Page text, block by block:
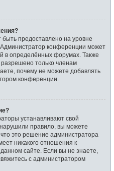
предоставлено на уровне
конференции может
в определённых форумах. Также
только членам
почему не можете добавлять
конференции.
устанавливают свой
правило, вы можете
это решение администратора
никакого отношения к
сайте. Если вы не знаете,
с администратором